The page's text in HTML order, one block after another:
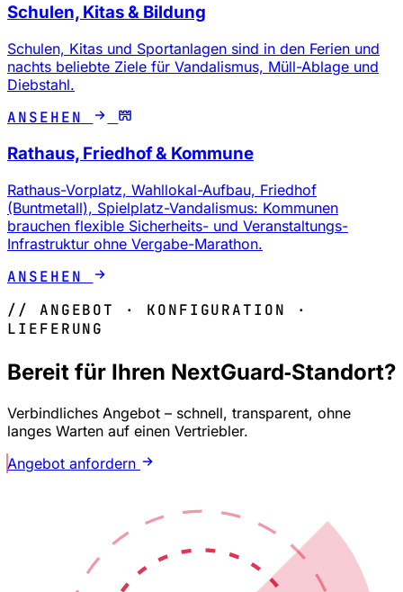
Schulen, Kitas & Bildung
Schulen, Kitas und Sportanlagen sind in den Ferien und
nachts beliebte Ziele für Vandalismus, Müll-Ablage und
Diebstahl.
ANSEHEN
Rathaus, Friedhof & Kommune
Rathaus-Vorplatz, Wahllokal-Aufbau, Friedhof
(Buntmetall), Spielplatz-Vandalismus: Kommunen
brauchen flexible Sicherheits- und Veranstaltungs-
Infrastruktur ohne Vergabe-Marathon.
ANSEHEN
// ANGEBOT · KONFIGURATION ·
LIEFERUNG
Bereit für Ihren NextGuard‑Standort?
Verbindliches Angebot – schnell, transparent, ohne
langes Warten auf einen Vertriebler.
Angebot anfordern